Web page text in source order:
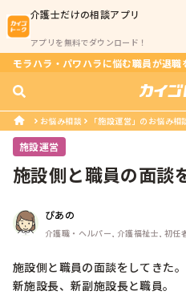
介護士だけの相談アプリ
アプリを無料でダウンロード！
お悩み相談 「施設運営」のお悩み相
施設運営
施設側と職員の面談
ぴあの
介護職・ヘルパー, 介護福祉士, 初任
施設側と職員の面談をしてきた。
新施設長、新副施設長と職員。